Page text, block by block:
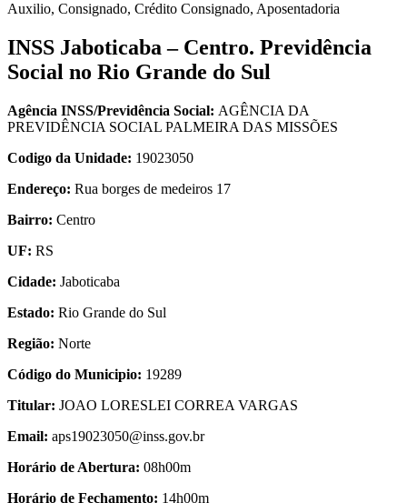
Auxilio, Consignado, Crédito Consignado, Aposentadoria
INSS Jaboticaba – Centro. Previdência
Social no Rio Grande do Sul
Agência INSS/Previdência Social: AGÊNCIA DA
PREVIDÊNCIA SOCIAL PALMEIRA DAS MISSÕES
Codigo da Unidade: 19023050
Endereço: Rua borges de medeiros 17
Bairro: Centro
UF: RS
Cidade: Jaboticaba
Estado: Rio Grande do Sul
Região: Norte
Código do Municipio: 19289
Titular: JOAO LORESLEI CORREA VARGAS
Email: aps19023050@inss.gov.br
Horário de Abertura: 08h00m
Horário de Fechamento: 14h00m